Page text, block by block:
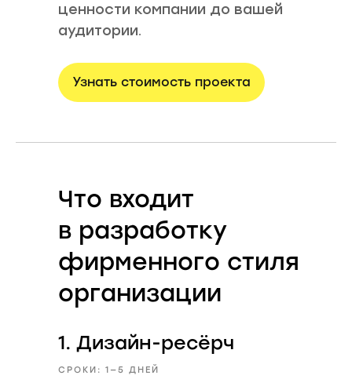
ценности компании до вашей
аудитории.
Узнать стоимость проекта
Что входит
в разработку
фирменного стиля
организации
1. Дизайн-ресёрч
СРОКИ: 1—5 ДНЕЙ